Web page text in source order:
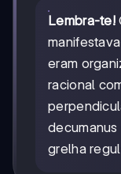
Lembra-te!
eram
racional
grelha